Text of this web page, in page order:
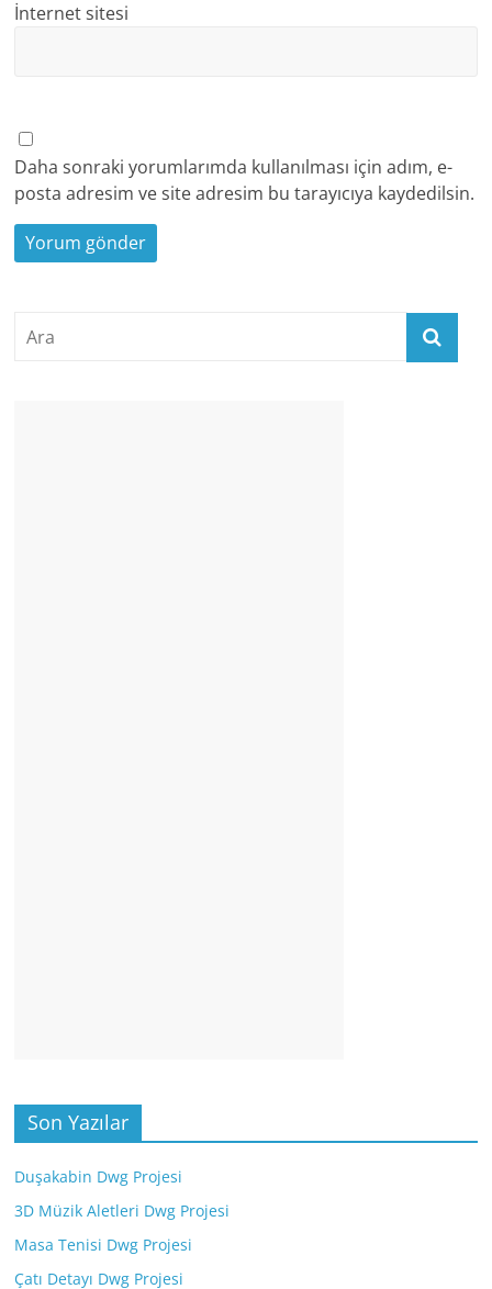
İnternet sitesi
Daha sonraki yorumlarımda kullanılması için adım, e-
posta adresim ve site adresim bu tarayıcıya kaydedilsin.
Son Yazılar
Duşakabin Dwg Projesi
3D Müzik Aletleri Dwg Projesi
Masa Tenisi Dwg Projesi
Çatı Detayı Dwg Projesi